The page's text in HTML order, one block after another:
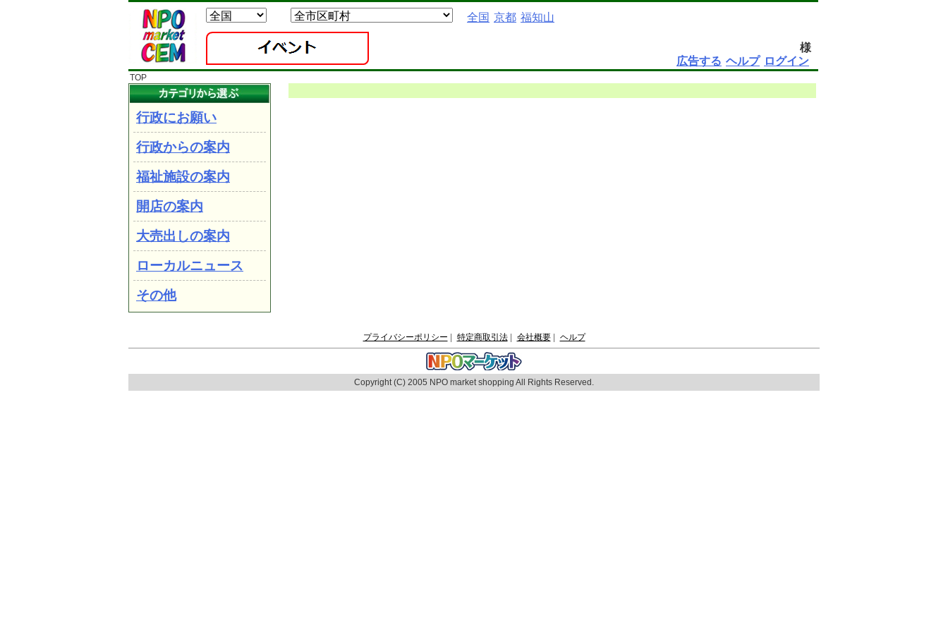
全国 京都 福知山
様
広告する ヘルプ ログイン
TOP
行政にお願い
行政からの案内
福祉施設の案内
開店の案内
大売出しの案内
ローカルニュース
その他
プライバシーポリシー 特定商取引法| 会社概要| ヘルプ
Copyright (C) 2005 NPO market shopping All Rights Reserved.